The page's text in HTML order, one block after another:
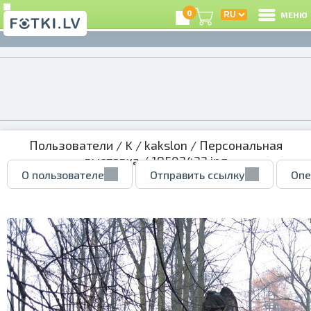
0 МЕНЮ
Пользователи / K / kakslon / Персональная
выставка/ 18502433.jpg
О пользователе Отправить ссылку